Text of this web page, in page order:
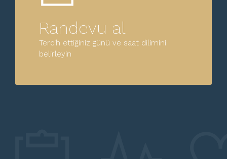
Randevu al
Tercih ettiğiniz günü ve saat dilimini
belirleyin